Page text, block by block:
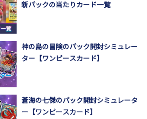
新パックの当たりカード一覧
神の島の冒険のパック開封シミュレー
ター【ワンピースカード】
蒼海の七傑のパック開封シミュレータ
ー【ワンピースカード】